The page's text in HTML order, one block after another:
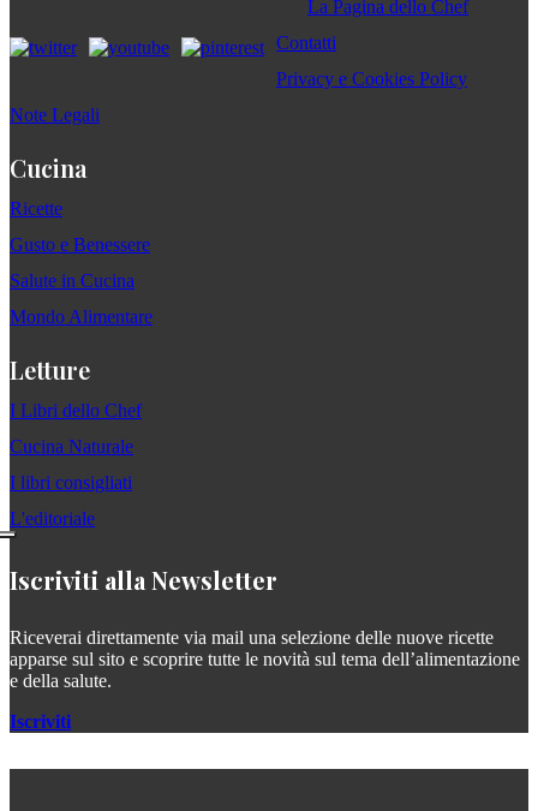
La Pagina dello Chef
Contatti
Privacy e Cookies Policy
Note Legali
Cucina
Ricette
Gusto e Benessere
Salute in Cucina
Mondo Alimentare
Letture
I Libri dello Chef
Cucina Naturale
I libri consigliati
L'editoriale
Iscriviti alla Newsletter
Riceverai direttamente via mail una selezione delle nuove ricette
apparse sul sito e scoprire tutte le novità sul tema dell’alimentazione
e della salute.
Iscriviti